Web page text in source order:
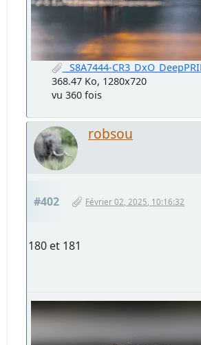
_S8A7444-
368.47 Ko, 1280x720
vu 360 fois
robsou
#402 Février 02, 2025, 10:16:32
180 et 181